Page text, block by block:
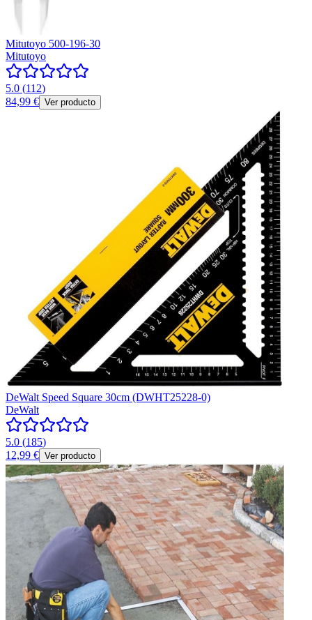
Mitutoyo 500-196-30
Mitutoyo
5.0 (112)
84,99 € Ver producto
DeWalt Speed Square 30cm (DWHT25228-0)
DeWalt
5.0 (185)
12,99 € Ver producto